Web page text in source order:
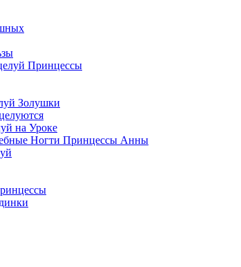
Принцессы
Золушки
на Уроке
Ногти Принцессы Анны